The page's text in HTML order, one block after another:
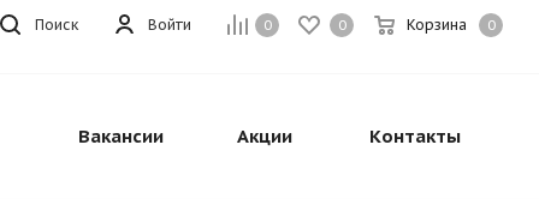
0 0 Корзина 0
Войти
Поиск
Вакансии Акции Контакты